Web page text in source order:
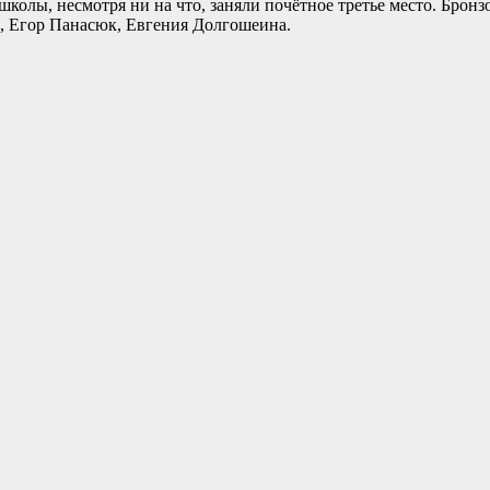
несмотря ни на что, заняли почётное третье место.
Егор Панасюк, Евгения Долгошеина.